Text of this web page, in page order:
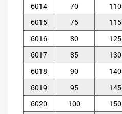
6014
70 110
6015
75 115
6016
80 125
6017
85 130
6018
90 140
6019
95 145
6020
100 150